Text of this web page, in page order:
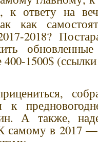
к ответу на
как
2018?
обновленные
1500$ (ссылки
к
А также,
самому в 2017